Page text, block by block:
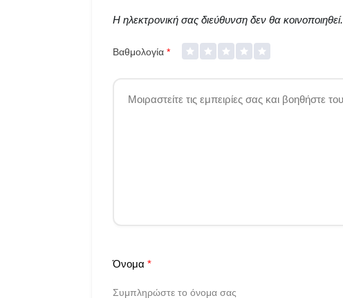
Η ηλεκτρονική σας διεύθυνση δεν θα κοινοποιηθεί.
Βαθμολογία *
Όνομα *